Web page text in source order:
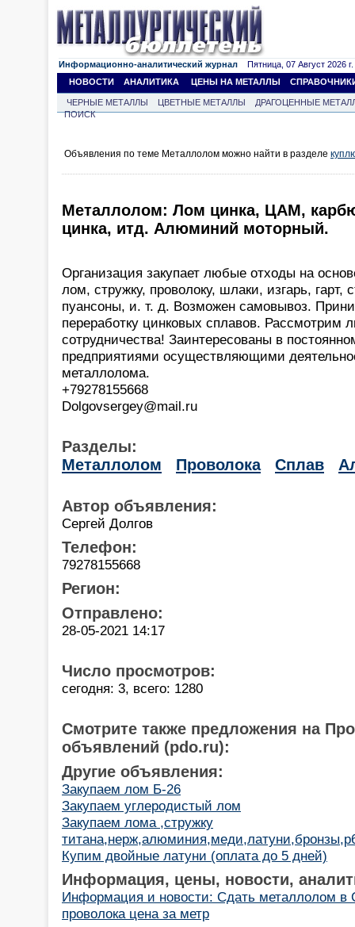
Информационно-аналитический журнал Пятница, 07 Август 2026 г.
НОВОСТИ
АНАЛИТИКА ЦЕНЫ НА МЕТАЛЛЫ
ЧЕРНЫЕ МЕТАЛЛЫ ЦВЕТНЫЕ МЕТАЛЛЫ
ДРАГОЦЕННЫЕ
ПОИСК
Объявления по теме Металлолом можно найти в разделе
Металлолом: Лом цинка, ЦАМ,
цинка, итд. Алюминий моторный.
Организация закупает любые отходы на
лом, стружку, проволоку, шлаки, изгарь,
пуансоны, и. т. д. Возможен самовывоз.
переработку цинковых сплавов. Рассмотрим
сотрудничества! Заинтересованы в
предприятиями осуществляющими
металлолома.
+79278155668
Dolgovsergey@mail.ru
Разделы:
Металлолом
Проволока Сплав
Автор объявления:
Сергей Долгов
Телефон:
79278155668
Регион:
Отправлено:
28-05-2021 14:17
Число просмотров:
сегодня: 3, всего: 1280
Смотрите также предложения на
объявлений (pdo.ru):
Другие объявления:
Закупаем лом Б-26
Закупаем углеродистый лом
Закупаем лома ,стружку
Купим двойные латуни (оплата до 5 дней)
Информация, цены, новости,
Информация и новости: Сдать металлолом в
проволока цена за метр